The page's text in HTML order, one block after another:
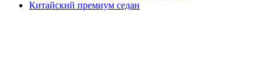
Китайский премиум седан